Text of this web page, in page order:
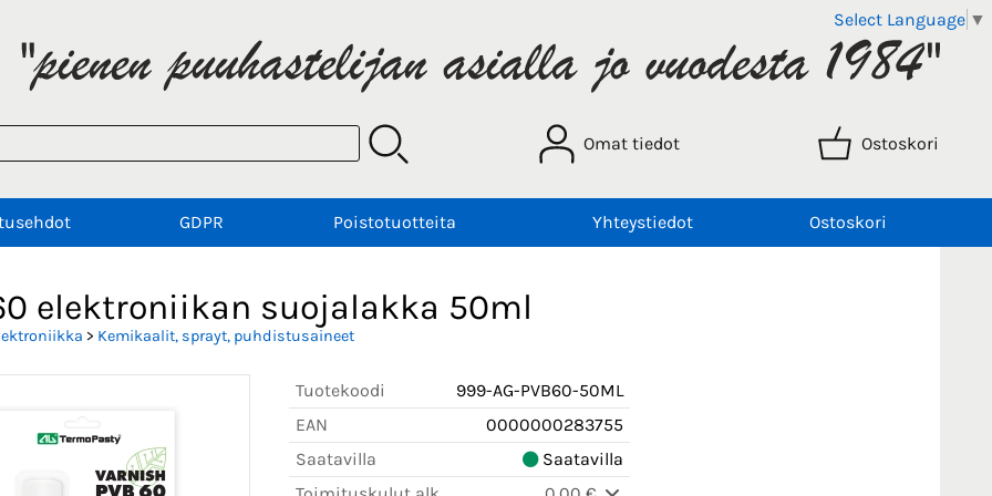
Select Language ▼
Omat tiedot Ostoskori
GDPR Poistotuotteita Yhteystiedot Ostoskori
elektroniikan suojalakka 50ml
> Kemikaalit, sprayt, puhdistusaineet
Tuotekoodi
999-AG-PVB60-50ML
EAN
0000000283755
Saatavilla
Saatavilla